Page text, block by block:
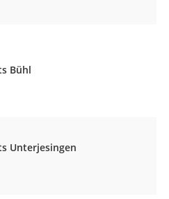
Bühl
Unterjesingen